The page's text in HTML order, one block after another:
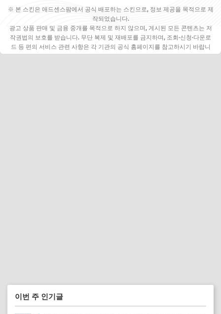
※ 본 스킨은 애드센스팜에서 공식 배포하는 스킨으로, 정보 제공을 목적으로 제
작되었습니다.
광고 상품 판매 및 금융 중개를 목적으로 하지 않으며, 게시된 모든 콘텐츠는 저
작권법의 보호를 받습니다. 무단 복제 및 재배포를 금지하며, 조회·신청·다운로
드 등 편의 서비스 관련 사항은 각 기관의 공식 홈페이지를 참고하시기 바랍니
이번 주 인기글